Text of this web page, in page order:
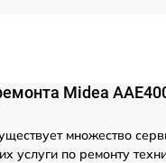
Midea
множество
услуги по ремонту